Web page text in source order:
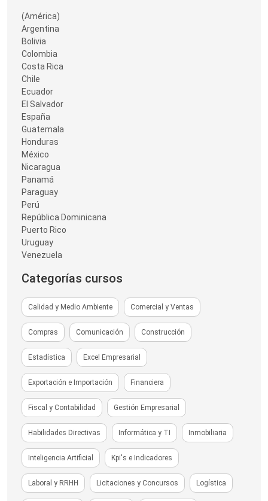
(América)
Argentina
Bolivia
Colombia
Costa Rica
Chile
Ecuador
El Salvador
España
Guatemala
Honduras
México
Nicaragua
Panamá
Paraguay
Perú
República Dominicana
Puerto Rico
Uruguay
Venezuela
Categorías cursos
Calidad y Medio Ambiente Comercial y Ventas
Compras Comunicación Construcción
Estadística Excel Empresarial
Exportación e Importación Financiera
Fiscal y Contabilidad Gestión Empresarial
Habilidades Directivas Informática y TI Inmobiliaria
Inteligencia Artificial Kpi's e Indicadores
Laboral y RRHH Licitaciones y Concursos Logística